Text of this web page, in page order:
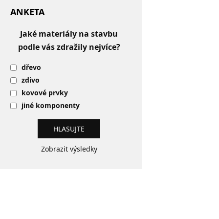
ANKETA
Jaké materiály na stavbu
podle vás zdražily nejvíce?
dřevo
zdivo
kovové prvky
jiné komponenty
Zobrazit výsledky